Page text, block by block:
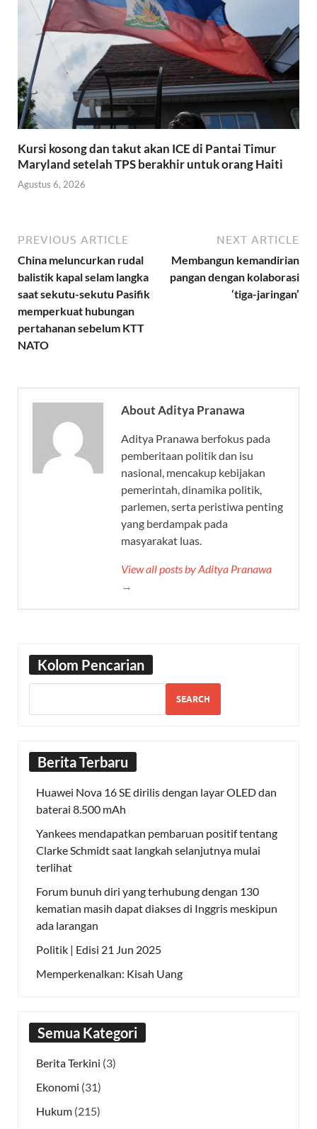
Kursi kosong dan takut akan ICE di Pantai Timur
Maryland setelah TPS berakhir untuk orang Haiti
Agustus 6, 2026
PREVIOUS ARTICLE
China meluncurkan rudal
balistik kapal selam langka
saat sekutu-sekutu Pasifik
memperkuat hubungan
pertahanan sebelum KTT
NATO
NEXT ARTICLE
Membangun kemandirian
pangan dengan kolaborasi
‘tiga-jaringan’
About Aditya Pranawa
Aditya Pranawa berfokus pada
pemberitaan politik dan isu
nasional, mencakup kebijakan
pemerintah, dinamika politik,
parlemen, serta peristiwa penting
yang berdampak pada
masyarakat luas.
View all posts by Aditya Pranawa
→
Kolom Pencarian
SEARCH
Berita Terbaru
Huawei Nova 16 SE dirilis dengan layar OLED dan
baterai 8.500 mAh
Yankees mendapatkan pembaruan positif tentang
Clarke Schmidt saat langkah selanjutnya mulai
terlihat
Forum bunuh diri yang terhubung dengan 130
kematian masih dapat diakses di Inggris meskipun
ada larangan
Politik | Edisi 21 Jun 2025
Memperkenalkan: Kisah Uang
Semua Kategori
Berita Terkini (3)
Ekonomi (31)
Hukum (215)